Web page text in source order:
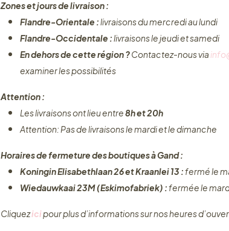
Zones et jours de livraison :
Flandre-Orientale :livraisons du mercredi au lundi
Flandre-Occidentale :livraisons le jeudi et samedi
En dehors de cette région ?Contactez-nous via
examiner les possibilités
Attention :
Les livraisons ont lieu entre8h et 20h
Attention: Pas de livraisons le mardi et le dimanche
Horaires de fermeture des boutiques à Gand :
Koningin Elisabethlaan 26 et Kraanlei 13 :fermé le
Wiedauwkaai 23M (Eskimofabriek) :fermée le
Cliquez ​icipour plus d’informations sur nos heures